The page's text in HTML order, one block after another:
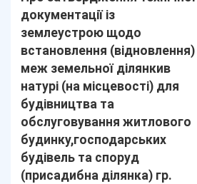
документації із
землеустрою щодо
встановлення (відновлення)
меж земельної ділянкив
натурі (на місцевості) для
будівництва та
обслуговування житлового
будинку,господарських
будівель та споруд
(присадибна ділянка) гр.